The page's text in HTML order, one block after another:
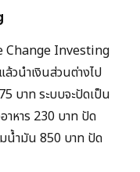
Change Investing
วนำเงินส่วนต่างไป
บาท ระบบจะปัดเป็น
าหาร 230 บาท ปัด
น้ำมัน 850 บาท ปัด